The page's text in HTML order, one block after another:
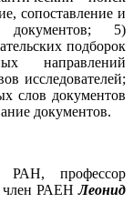
сопоставление и
документов; 5)
подборок
направлений
исследователей;
слов документов
документов.
РАН, профессор
член РАЕНЛеонид